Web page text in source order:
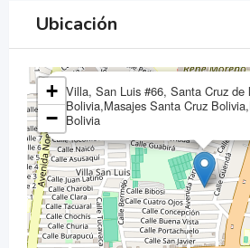
Ubicación
Villa, San Luis #66, Santa Cruz de
Bolivia,Masajes Santa Cruz
Bolivia
+
−